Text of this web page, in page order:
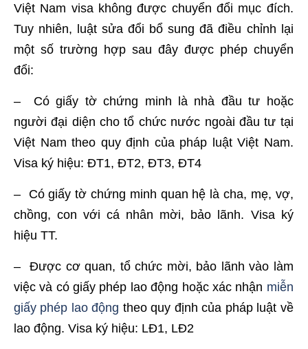
Việt Nam visa không được chuyển đổi mục đích.
Tuy nhiên, luật sửa đổi bổ sung đã điều chỉnh lại
một số trường hợp sau đây được phép chuyển
đổi:
– Có giấy tờ chứng minh là nhà đầu tư hoặc
người đại diện cho tổ chức nước ngoài đầu tư tại
Việt Nam theo quy định của pháp luật Việt Nam.
Visa ký hiệu: ĐT1, ĐT2, ĐT3, ĐT4
– Có giấy tờ chứng minh quan hệ là cha, mẹ, vợ,
chồng, con với cá nhân mời, bảo lãnh. Visa ký
hiệu TT.
– Được cơ quan, tổ chức mời, bảo lãnh vào làm
việc và có giấy phép lao động hoặc xác nhận miễn
giấy phép lao động theo quy định của pháp luật về
lao động. Visa ký hiệu: LĐ1, LĐ2